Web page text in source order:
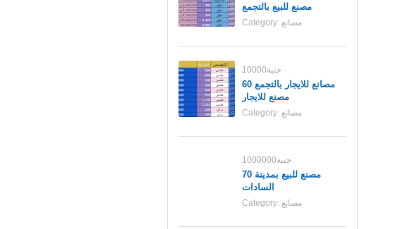
مصنع للبيع بالتجمع
Category: مصانع
10000جنية
مصانع للايجار بالتجمع 60
مصنع للايجار
Category: مصانع
1000000جنية
70 مصنع للبيع بمدينة
السادات
Category: مصانع